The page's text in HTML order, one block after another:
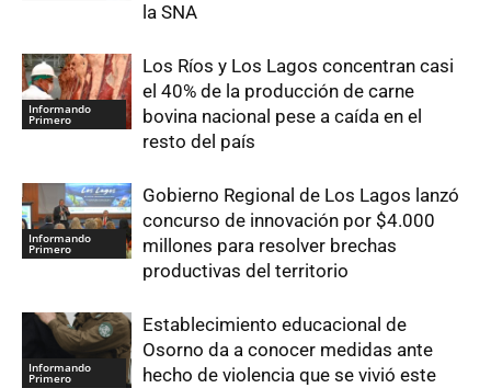
la SNA
Informando
Primero
Los Ríos y Los Lagos concentran casi
el 40% de la producción de carne
bovina nacional pese a caída en el
resto del país
Informando
Primero
Gobierno Regional de Los Lagos lanzó
concurso de innovación por $4.000
millones para resolver brechas
productivas del territorio
Informando
Primero
Establecimiento educacional de
Osorno da a conocer medidas ante
hecho de violencia que se vivió este